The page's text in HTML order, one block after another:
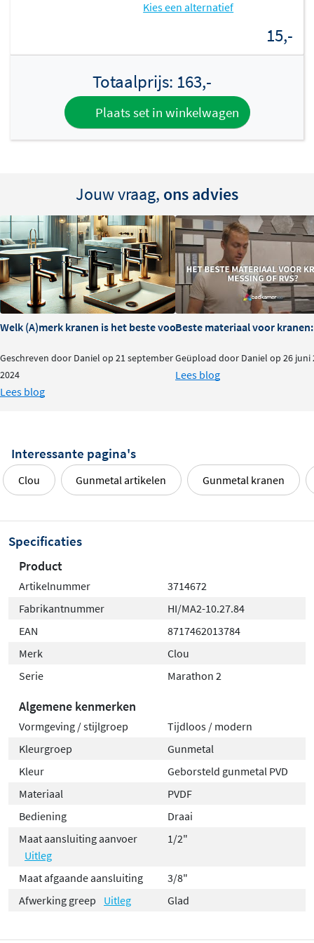
Kies een alternatief
15,-
Totaalprijs: 163,-
Plaats set in winkelwagen
Jouw vraag, ons advies
Welk (A)merk kranen is het beste voor je badkamer?
Geschreven door Daniel op 21 september
2024
Lees blog
Beste materiaal voor kranen:
Geüpload door Daniel op 26 juni
Lees blog
Interessante pagina's
Clou Gunmetal artikelen Gunmetal kranen
Specificaties
Product
Artikelnummer
3714672
Fabrikantnummer
HI/MA2-10.27.84
EAN
8717462013784
Merk
Clou
Serie
Marathon 2
Algemene kenmerken
Vormgeving / stijlgroep
Tijdloos / modern
Kleurgroep
Gunmetal
Kleur
Geborsteld gunmetal PVD
Materiaal
PVDF
Bediening
Draai
Maat aansluiting aanvoer
Uitleg
1/2"
Maat afgaande aansluiting
3/8"
Afwerking greep
Uitleg Glad